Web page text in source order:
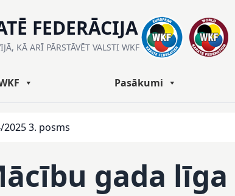
FEDERĀCIJA
KĀ ARĪ PĀRSTĀVĒT VALSTI WKF
Pasākumi
2025 3. posms
gada līga